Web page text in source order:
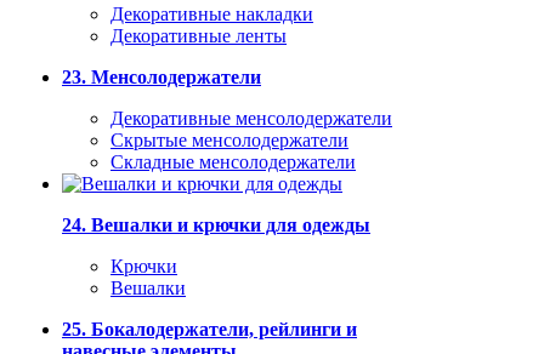
Декоративные накладки
Декоративные ленты
23. Менсолодержатели
Декоративные менсолодержатели
Скрытые менсолодержатели
Складные менсолодержатели
24. Вешалки и крючки для одежды
Крючки
Вешалки
25. Бокалодержатели, рейлинги и